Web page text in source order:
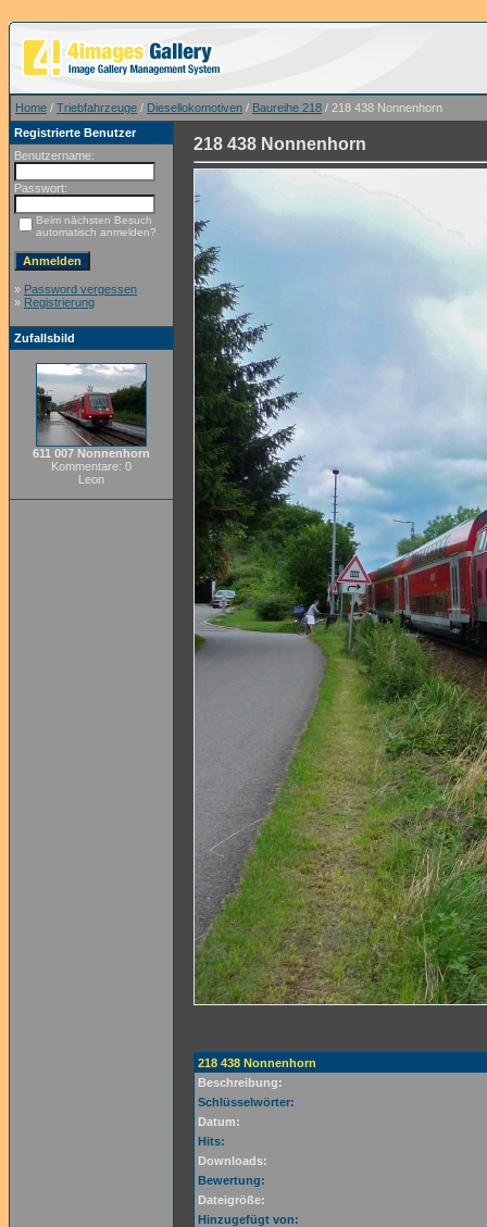
Home / Triebfahrzeuge / Diesellokomotiven / Baureihe 218 / 218 438 Nonnenhorn
Registrierte Benutzer
Benutzername:
Passwort:
Beim nächsten Besuch
automatisch anmelden?
» Password vergessen
» Registrierung
Zufallsbild
611 007 Nonnenhorn
Kommentare: 0
Leon
218 438 Nonnenhorn
218 438 Nonnenhorn
Beschreibung:
Schlüsselwörter:
Datum:
Hits:
Downloads:
Bewertung:
Dateigröße:
Hinzugefügt von: